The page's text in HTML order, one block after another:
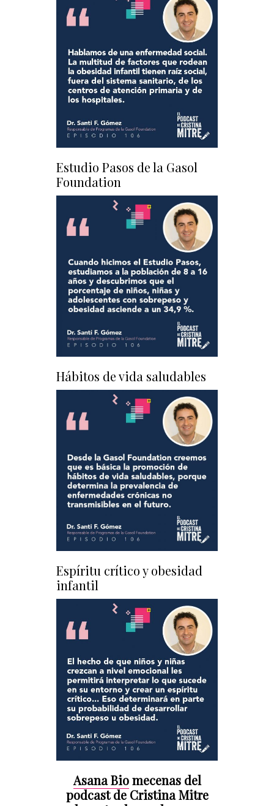
Estudio Pasos de la Gasol
Foundation
Hábitos de vida saludables
Espíritu crítico y obesidad
infantil
Asana Biomecenas del
podcast de Cristina Mitre